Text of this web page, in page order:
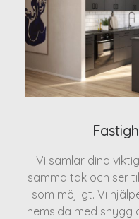
Vi samlar dina
samma tak och ser
som möjligt. Vi
hemsida med snygg